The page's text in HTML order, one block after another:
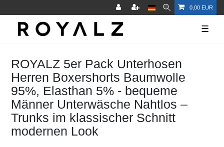
0,00 EUR
☰
ROYALZ 5er Pack Unterhosen
Herren Boxershorts Baumwolle
95%, Elasthan 5% - bequeme
Männer Unterwäsche Nahtlos –
Trunks im klassischer Schnitt
modernen Look